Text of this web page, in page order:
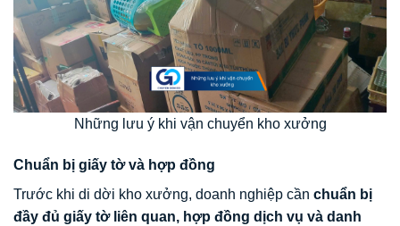
Những lưu ý khi vận chuyển kho xưởng
Chuẩn bị giấy tờ và hợp đồng
Trước khi di dời kho xưởng, doanh nghiệp cần chuẩn bị
đầy đủ giấy tờ liên quan, hợp đồng dịch vụ và danh